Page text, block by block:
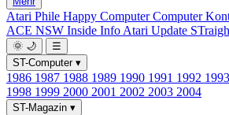
Atari Phile Happy ComputerComputer
ACE NSW Inside Info Atari Update
🌞 🌙
☰
ST-Computer ▾
1986 1987 1988 1989 1990 1991 1992 1993
1998 1999 2000 2001 2002 2003 2004
ST-Magazin ▾